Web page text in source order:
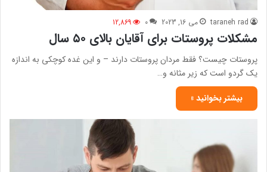
taraneh rad می 16, 2023 0
12,869
مشکلات پروستات برای آقایان بالای ۵۰ سال
پروستات چیست؟ فقط مردان پروستات دارند – و این غده کوچکی به اندازه
یک گردو است که زیر مثانه و…
بیشتر بخوانید »